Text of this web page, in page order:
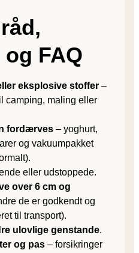
FAQ
eksplosive stoffer –
camping, maling eller
fordærves – yoghurt,
og vakuumpakket
eller udstoppede.
over 6 cm og
de er godkendt og
til transport).
ulovlige genstande.
og pas – forsikringer